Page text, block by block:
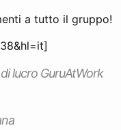
a tutto il gruppo!
lucro GuruAtWork